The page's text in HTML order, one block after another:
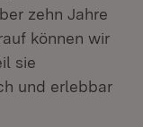
zehn Jahre
können wir
sie
und erlebbar